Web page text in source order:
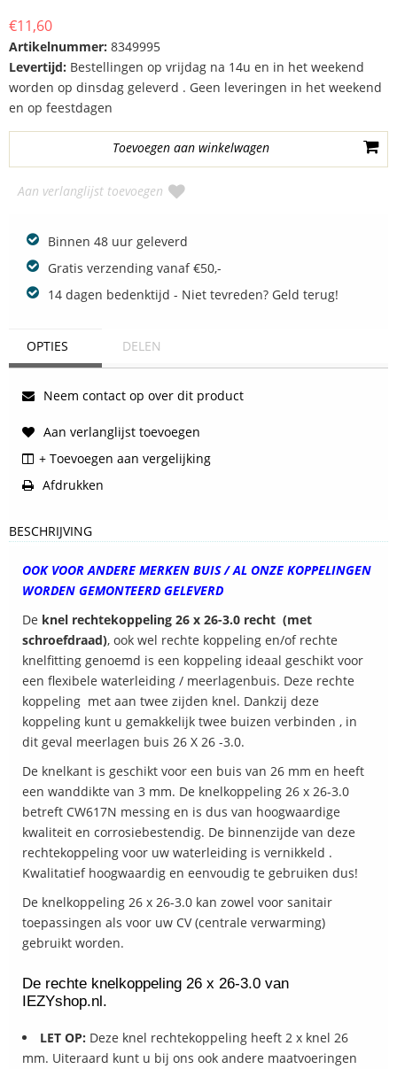
€11,60
Artikelnummer: 8349995
Levertijd: Bestellingen op vrijdag na 14u en in het weekend
worden op dinsdag geleverd . Geen leveringen in het weekend
en op feestdagen
Aan verlanglijst toevoegen
Binnen 48 uur geleverd
Gratis verzending vanaf €50,-
14 dagen bedenktijd - Niet tevreden? Geld terug!
OPTIES DELEN
Neem contact op over dit product
Aan verlanglijst toevoegen
+ Toevoegen aan vergelijking
Afdrukken
BESCHRIJVING
OOK VOOR ANDERE MERKEN BUIS / AL ONZE KOPPELINGEN
WORDEN GEMONTEERD GELEVERD
De knel rechtekoppeling 26 x 26-3.0 recht (met
schroefdraad), ook wel rechte koppeling en/of rechte
knelfitting genoemd is een koppeling ideaal geschikt voor
een flexibele waterleiding / meerlagenbuis. Deze rechte
koppeling met aan twee zijden knel. Dankzij deze
koppeling kunt u gemakkelijk twee buizen verbinden , in
dit geval meerlagen buis 26 X 26 -3.0.
De knelkant is geschikt voor een buis van 26 mm en heeft
een wanddikte van 3 mm. De knelkoppeling 26 x 26-3.0
betreft CW617N messing en is dus van hoogwaardige
kwaliteit en corrosiebestendig. De binnenzijde van deze
rechtekoppeling voor uw waterleiding is vernikkeld .
Kwalitatief hoogwaardig en eenvoudig te gebruiken dus!
De knelkoppeling 26 x 26-3.0 kan zowel voor sanitair
toepassingen als voor uw CV (centrale verwarming)
gebruikt worden.
De rechte knelkoppeling 26 x 26-3.0 van
IEZYshop.nl.
LET OP: Deze knel rechtekoppeling heeft 2 x knel 26
mm. Uiteraard kunt u bij ons ook andere maatvoeringen